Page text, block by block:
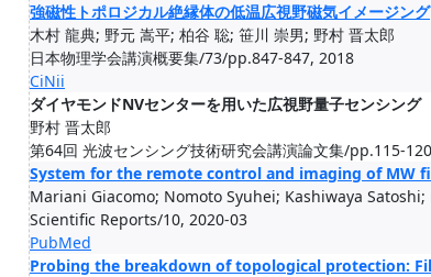
強磁性トポロジカル絶縁体の低温広視野磁気イメージング
木村 龍典; 野元 嵩平; 柏谷 聡; 笹川 崇男; 野村 晋太郎
日本物理学会講演概要集/73/pp.847-847, 2018
CiNii
ダイヤモンドNVセンターを用いた広視野量子センシング
野村 晋太郎
第64回 光波センシング技術研究会講演論文集/pp.115-
System for the remote control and imaging of MW
Mariani Giacomo; Nomoto Syuhei; Kashiwaya
Scientific Reports/10, 2020-03
PubMed
Probing the breakdown of topological protection: